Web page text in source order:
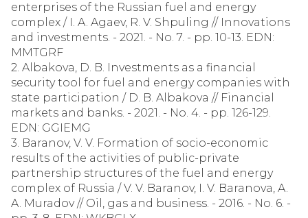
enterprises of the Russian fuel and energy
complex / I. A. Agaev, R. V. Shpuling // Innovations
and investments. - 2021. - No. 7. - pp. 10-13. EDN:
MMTGRF
2. Albakova, D. B. Investments as a financial
security tool for fuel and energy companies with
state participation / D. B. Albakova // Financial
markets and banks. - 2021. - No. 4. - pp. 126-129.
EDN: GGIEMG
3. Baranov, V. V. Formation of socio-economic
results of the activities of public-private
partnership structures of the fuel and energy
complex of Russia / V. V. Baranov, I. V. Baranova, A.
A. Muradov // Oil, gas and business. - 2016. - No. 6. -